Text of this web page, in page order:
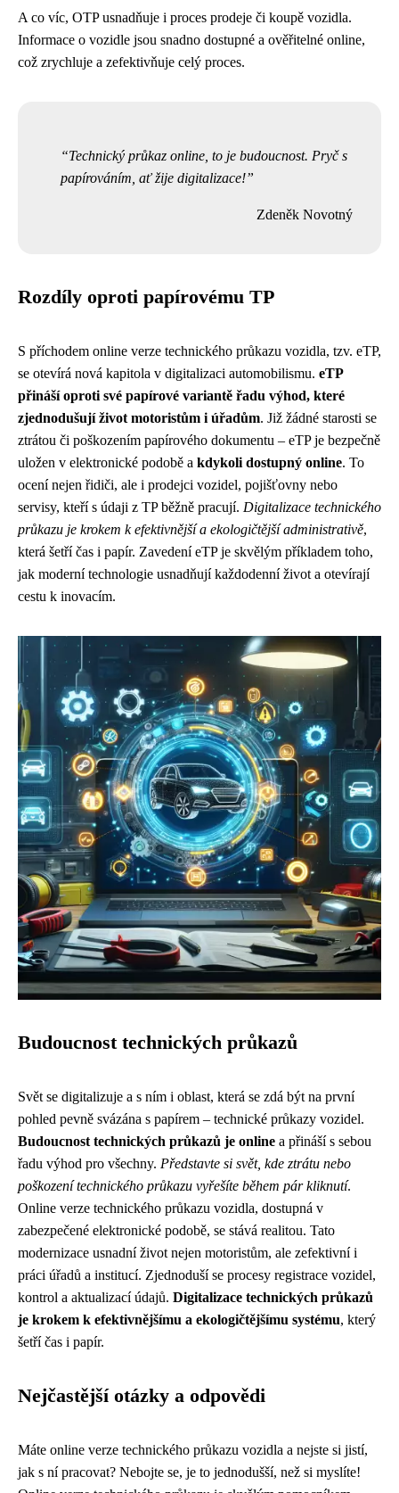
A co víc, OTP usnadňuje i proces prodeje či koupě vozidla.
Informace o vozidle jsou snadno dostupné a ověřitelné online,
což zrychluje a zefektivňuje celý proces.
Technický průkaz online, to je budoucnost. Pryč s
papírováním, ať žije digitalizace!
Zdeněk Novotný
Rozdíly oproti papírovému TP
S příchodem online verze technického průkazu vozidla, tzv. eTP,
se otevírá nová kapitola v digitalizaci automobilismu. eTP
přináší oproti své papírové variantě řadu výhod, které
zjednodušují život motoristům i úřadům. Již žádné starosti se
ztrátou či poškozením papírového dokumentu – eTP je bezpečně
uložen v elektronické podobě a kdykoli dostupný online. To
ocení nejen řidiči, ale i prodejci vozidel, pojišťovny nebo
servisy, kteří s údaji z TP běžně pracují. Digitalizace technického
průkazu je krokem k efektivnější a ekologičtější administrativě,
která šetří čas i papír. Zavedení eTP je skvělým příkladem toho,
jak moderní technologie usnadňují každodenní život a otevírají
cestu k inovacím.
Budoucnost technických průkazů
Svět se digitalizuje a s ním i oblast, která se zdá být na první
pohled pevně svázána s papírem – technické průkazy vozidel.
Budoucnost technických průkazů je online a přináší s sebou
řadu výhod pro všechny. Představte si svět, kde ztrátu nebo
poškození technického průkazu vyřešíte během pár kliknutí.
Online verze technického průkazu vozidla, dostupná v
zabezpečené elektronické podobě, se stává realitou. Tato
modernizace usnadní život nejen motoristům, ale zefektivní i
práci úřadů a institucí. Zjednoduší se procesy registrace vozidel,
kontrol a aktualizací údajů. Digitalizace technických průkazů
je krokem k efektivnějšímu a ekologičtějšímu systému, který
šetří čas i papír.
Nejčastější otázky a odpovědi
Máte online verze technického průkazu vozidla a nejste si jistí,
jak s ní pracovat? Nebojte se, je to jednodušší, než si myslíte!